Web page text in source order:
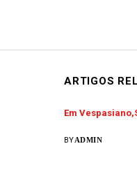
ARTIGOS
Em Vespasiano
BYADMIN